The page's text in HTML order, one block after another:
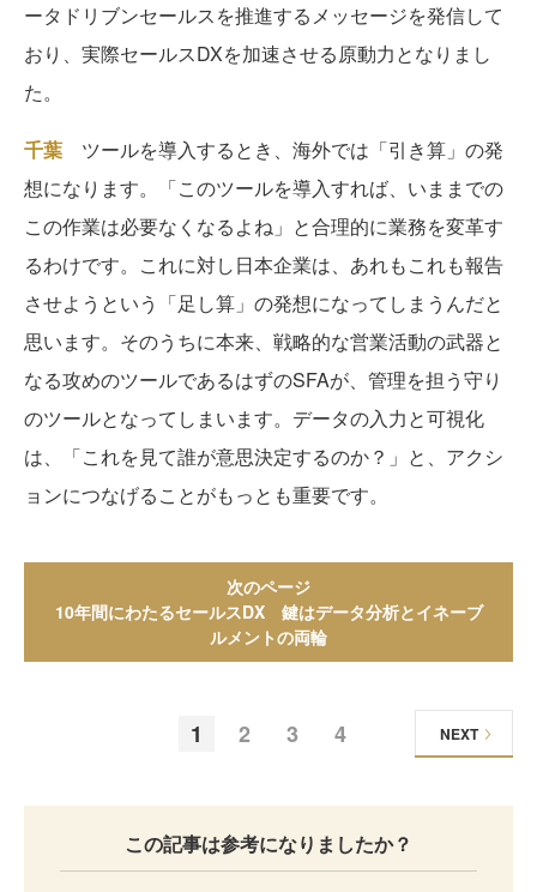
ータドリブンセールスを推進するメッセージを発信して
おり、実際セールスDXを加速させる原動力となりまし
た。
千葉 ツールを導入するとき、海外では「引き算」の発
想になります。「このツールを導入すれば、いままでの
この作業は必要なくなるよね」と合理的に業務を変革す
るわけです。これに対し日本企業は、あれもこれも報告
させようという「足し算」の発想になってしまうんだと
思います。そのうちに本来、戦略的な営業活動の武器と
なる攻めのツールであるはずのSFAが、管理を担う守り
のツールとなってしまいます。データの入力と可視化
は、「これを見て誰が意思決定するのか？」と、アクシ
ョンにつなげることがもっとも重要です。
次のページ
10年間にわたるセールスDX 鍵はデータ分析とイネーブ
ルメントの両輪
1 2 3 4 NEXT
この記事は参考になりましたか？